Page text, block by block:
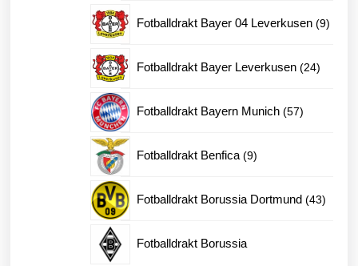
Fotballdrakt Bayer 04 Leverkusen 99
Fotballdrakt Bayer Leverkusen 2424
Fotballdrakt Bayern Munich 5757
Fotballdrakt Benfica 99
Fotballdrakt Borussia Dortmund 4343
Fotballdrakt Borussia